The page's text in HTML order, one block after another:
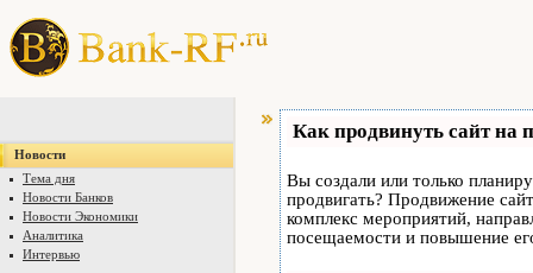
Новости
Тема дня
Новости Банков
Новости Экономики
Аналитика
Интервью
Как продвинуть сайт на
Вы создали или только
продвигать? Продвижение
комплекс мероприятий,
посещаемости и повышение